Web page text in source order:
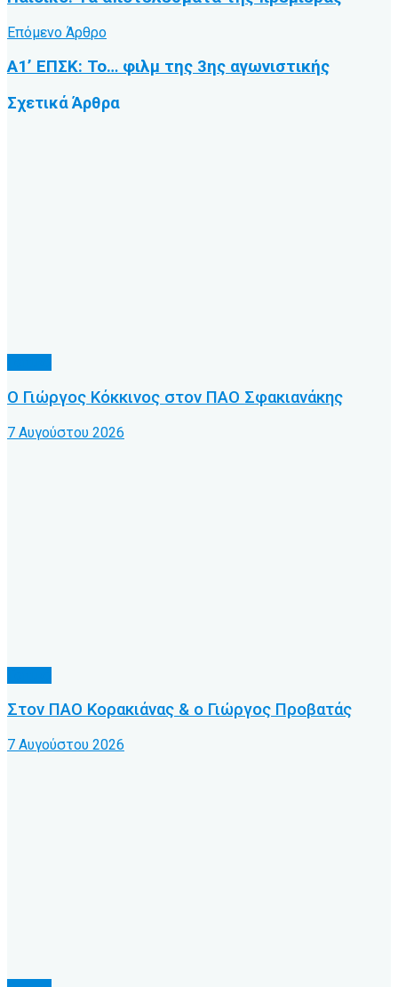
Επόμενο Άρθρο
Α1’ ΕΠΣΚ: Το… φιλμ της 3ης αγωνιστικής
ΣχετικάΆρθρα
Ο Γιώργος Κόκκινος στον ΠΑΟ Σφακιανάκης
7 Αυγούστου 2026
Στον ΠΑΟ Κορακιάνας & ο Γιώργος Προβατάς
7 Αυγούστου 2026